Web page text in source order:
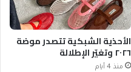
الأحذية الشبكية تتصدر موضة
٢٠٢٦ وتغيّر الإطلالة
منذ 4 أيام